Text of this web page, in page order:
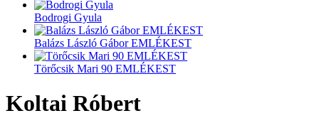
Bodrogi Gyula
Balázs László Gábor EMLÉKEST
Törőcsik Mari 90 EMLÉKEST
Koltai Róbert